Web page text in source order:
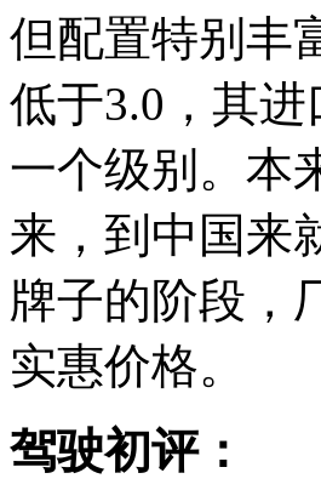
但配置特别丰
低于3.0，其
一个级别。本
来，到中国来
牌子的阶段，
实惠价格。
驾驶初评：